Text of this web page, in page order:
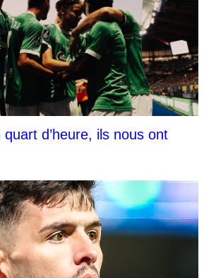
d’heure, ils nous ont